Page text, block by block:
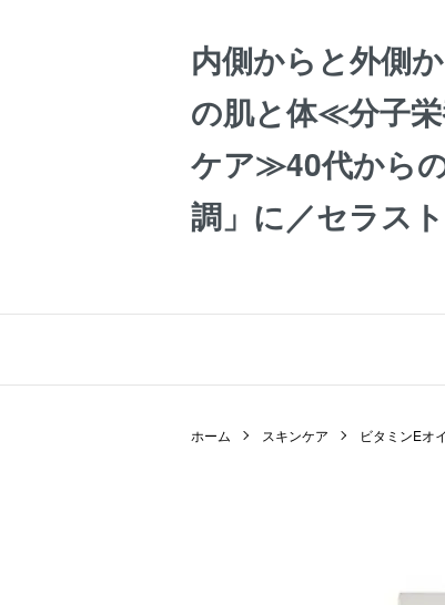
内側からと外側
の肌と体≪分子
ケア≫40代から
調」に／セラス
ホーム スキンケア ビタミンEオ